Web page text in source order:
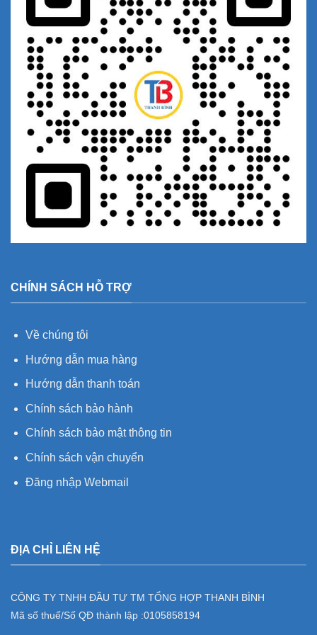
CHÍNH SÁCH HỖ TRỢ
Về chúng tôi
Hướng dẫn mua hàng
Hướng dẫn thanh toán
Chính sách bảo hành
Chính sách bảo mật thông tin
Chính sách vận chuyển
Đăng nhập Webmail
ĐỊA CHỈ LIÊN HỆ
CÔNG TY TNHH ĐẦU TƯ TM TỔNG HỢP THANH BÌNH
Mã số thuế/Số QĐ thành lập :0105858194